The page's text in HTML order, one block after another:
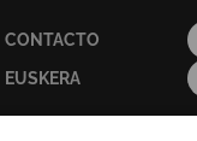
CONTACTO
EUSKERA